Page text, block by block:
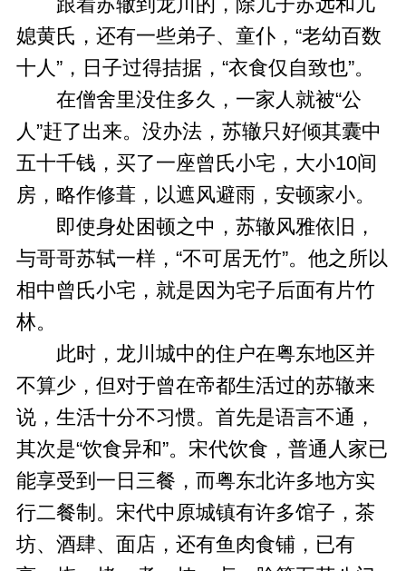
媳黄氏，还有一些弟子、童仆，“老幼百数
十人”，日子过得拮据，“衣食仅自致也”。
在僧舍里没住多久，一家人就被“公
人”赶了出来。没办法，苏辙只好倾其囊中
五十千钱，买了一座曾氏小宅，大小10间
房，略作修葺，以遮风避雨，安顿家小。
即使身处困顿之中，苏辙风雅依旧，
与哥哥苏轼一样，“不可居无竹”。他之所以
相中曾氏小宅，就是因为宅子后面有片竹
林。
此时，龙川城中的住户在粤东地区并
不算少，但对于曾在帝都生活过的苏辙来
说，生活十分不习惯。首先是语言不通，
其次是“饮食异和”。宋代饮食，普通人家已
能享受到一日三餐，而粤东北许多地方实
行二餐制。宋代中原城镇有许多馆子，茶
坊、酒肆、面店，还有鱼肉食铺，已有